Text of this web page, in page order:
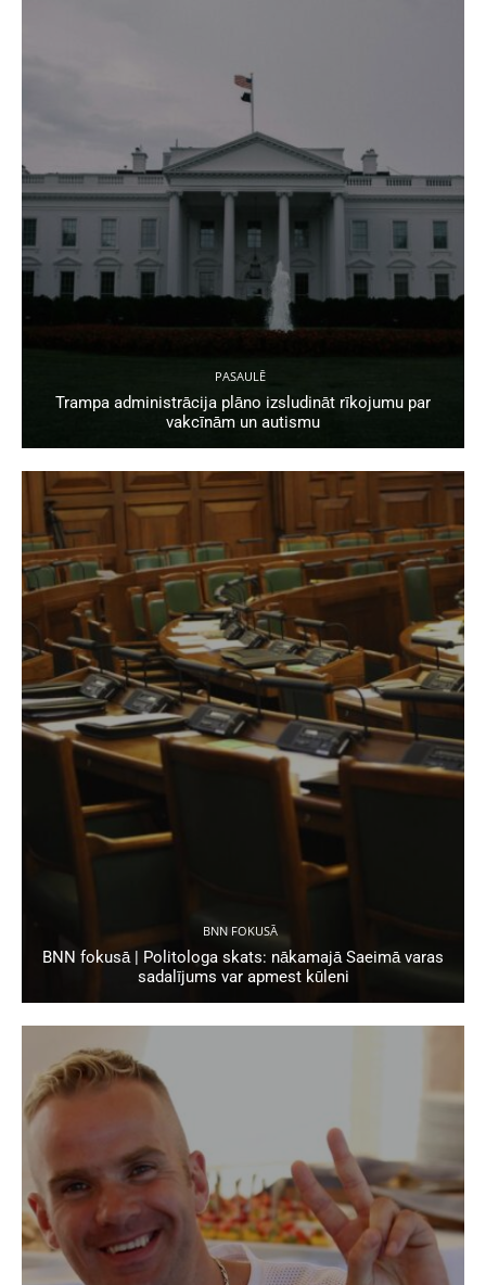
PASAULĒ
Trampa administrācija plāno izsludināt rīkojumu par
vakcīnām un autismu
BNN FOKUSĀ
BNN fokusā | Politologa skats: nākamajā Saeimā varas
sadalījums var apmest kūleni